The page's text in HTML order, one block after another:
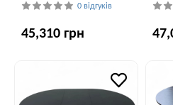
0 відгуків
45,310 грн